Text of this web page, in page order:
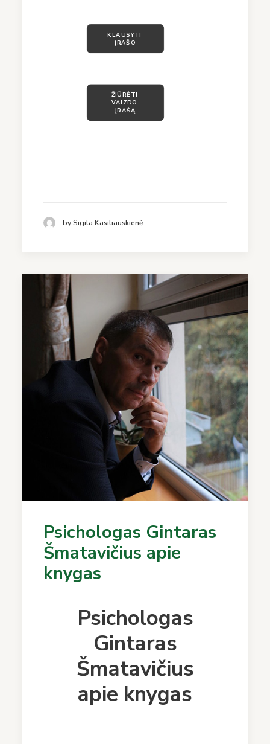
KLAUSYTI
ĮRAŠO
ŽIŪRĖTI
VAIZDO
ĮRAŠĄ
by Sigita Kasiliauskienė
Psichologas Gintaras
Šmatavičius apie
knygas
Psichologas
Gintaras
Šmatavičius
apie knygas